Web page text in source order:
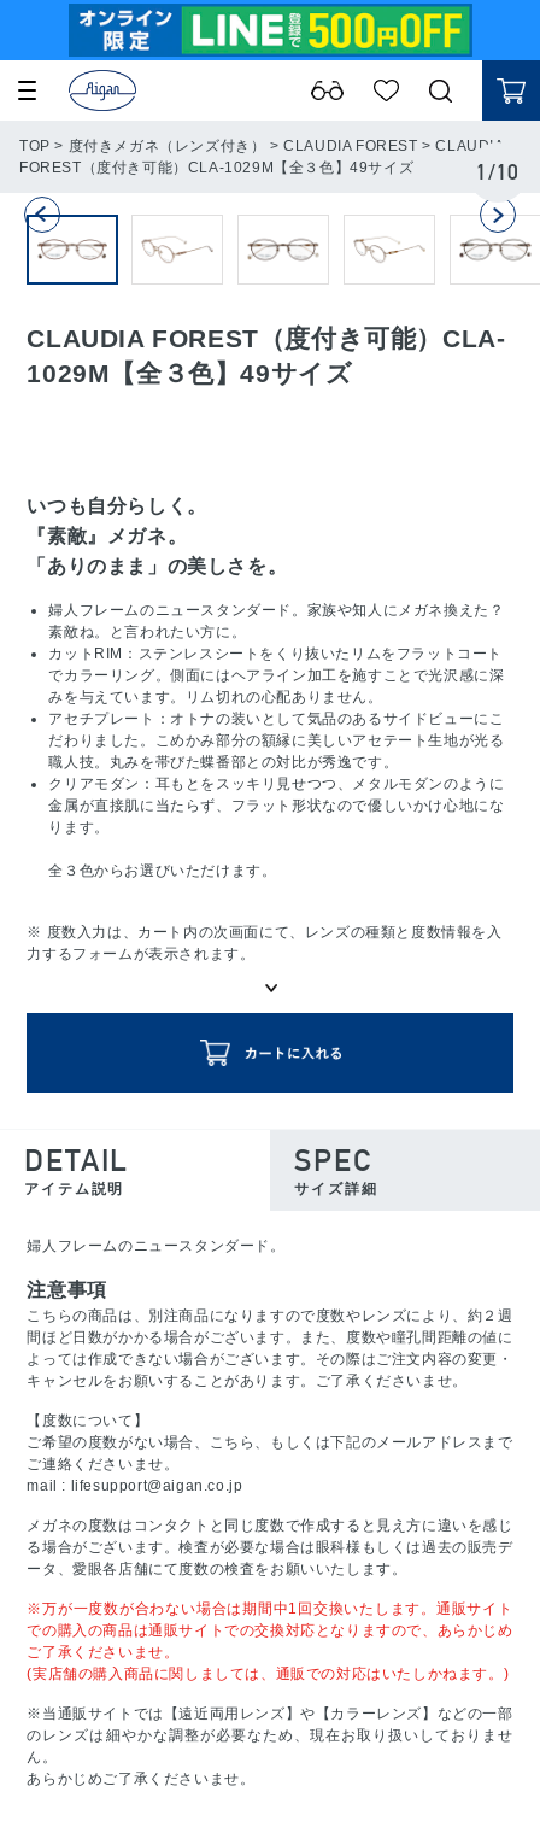
TOP > 度付きメガネ（レンズ付き） >CLAUDIA FOREST >CLAUDIA
FOREST（度付き可能）CLA-1029M【全３色】49サイズ
1/10
CLAUDIA FOREST（度付き可能）CLA-
1029M【全３色】49サイズ
いつも自分らしく。
『素敵』メガネ。
「ありのまま」の美しさを。
婦人フレームのニュースタンダード。家族や知人にメガネ換えた？
素敵ね。と言われたい方に。
カットRIM：ステンレスシートをくり抜いたリムをフラットコート
でカラーリング。側面にはヘアライン加工を施すことで光沢感に深
みを与えています。リム切れの心配ありません。
アセチプレート：オトナの装いとして気品のあるサイドビューにこ
だわりました。こめかみ部分の額縁に美しいアセテート生地が光る
職人技。丸みを帯びた蝶番部との対比が秀逸です。
クリアモダン：耳もとをスッキリ見せつつ、メタルモダンのように
金属が直接肌に当たらず、フラット形状なので優しいかけ心地にな
ります。
全３色からお選びいただけます。
※ 度数入力は、カート内の次画面にて、レンズの種類と度数情報を入
力するフォームが表示されます。
DETAIL
アイテム説明
SPEC
サイズ詳細
婦人フレームのニュースタンダード。
注意事項
こちらの商品は、別注商品になりますので度数やレンズにより、約２週
間ほど日数がかかる場合がございます。また、度数や瞳孔間距離の値に
よっては作成できない場合がございます。その際はご注文内容の変更・
キャンセルをお願いすることがあります。ご了承くださいませ。
【度数について】
ご希望の度数がない場合、こちら、もしくは下記のメールアドレスまで
ご連絡くださいませ。
mail : lifesupport@aigan.co.jp
メガネの度数はコンタクトと同じ度数で作成すると見え方に違いを感じ
る場合がございます。検査が必要な場合は眼科様もしくは過去の販売デ
ータ、愛眼各店舗にて度数の検査をお願いいたします。
※万が一度数が合わない場合は期間中1回交換いたします。通販サイト
での購入の商品は通販サイトでの交換対応となりますので、あらかじめ
ご了承くださいませ。
(実店舗の購入商品に関しましては、通販での対応はいたしかねます。)
※当通販サイトでは【遠近両用レンズ】や【カラーレンズ】などの一部
のレンズは細やかな調整が必要なため、現在お取り扱いしておりませ
ん。
あらかじめご了承くださいませ。